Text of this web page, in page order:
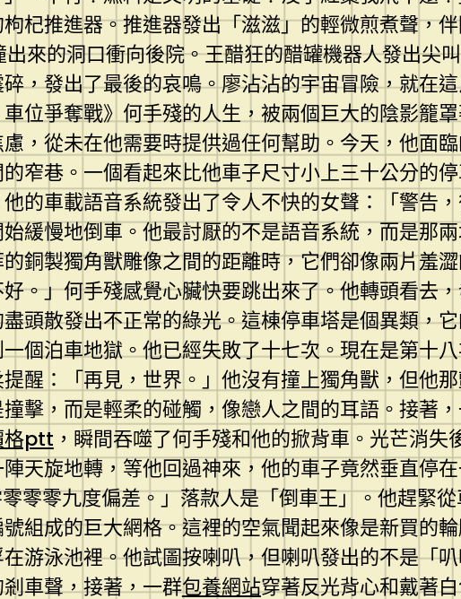
杞推進器。推進器發出「滋滋」的輕微煎煮聲，
來的洞口衝向後院。王醋狂的醋罐機器人發出尖
，發出了最後的哀鳴。廖沾沾的宇宙冒險，就在
位爭奪戰》何手殘的人生，被兩個巨大的陰影籠
，從未在他需要時提供過任何幫助。今天，他面
窄巷。一個看起來比他車子尺寸小上三十公分的
的車載語音系統發出了令人不快的女聲：「警告
緩慢地倒車。他最討厭的不是語音系統，而是那
銅製獨角獸雕像之間的距離時，它們卻像兩片羞
。」何手殘感覺心臟快要跳出來了。他轉頭看去
頭散發出不正常的綠光。這棟停車塔是個異類，
個泊車地獄。他已經失敗了十七次。現在是第十
醒：「再見，世界。」他沒有撞上獨角獸，但他
擊，而是輕柔的碰觸，像戀人之間的耳語。接著
格ptt ，瞬間吞噬了何手殘和他的掀背車。光芒消失
天旋地轉，等他回過神來，他的車子竟然垂直停
零九度偏差。」落款人是「倒車王」。他趕緊
組成的巨大網格。這裡的空氣聞起來像是新買的
游泳池裡。他試圖按喇叭，但喇叭發出的不是「
車聲，接著，一群包養網站穿著反光背心和戴著